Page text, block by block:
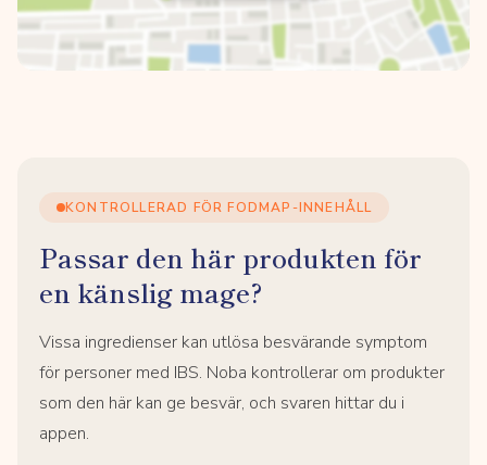
KONTROLLERAD FÖR FODMAP-INNEHÅLL
Passar den här produkten för
en känslig mage?
Vissa ingredienser kan utlösa besvärande symptom
för personer med IBS. Noba kontrollerar om produkter
som den här kan ge besvär, och svaren hittar du i
appen.